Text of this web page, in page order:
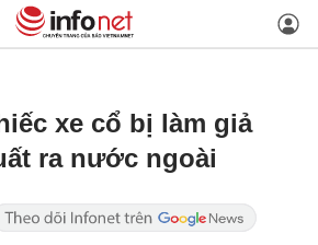
xe cổ bị làm giả
ra nước ngoài